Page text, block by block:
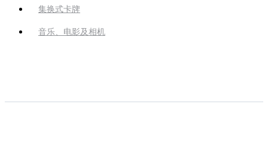
集换式卡牌
音乐、电影及相机